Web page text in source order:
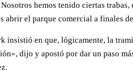
hemos tenido ciertas
abrir el parque comercial a finales
insistió en que, lógicamente, la
dijo y apostó por dar un paso